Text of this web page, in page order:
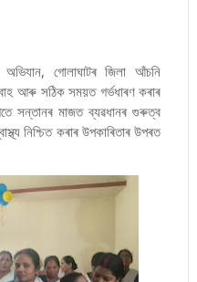
অভিযান, গোলাঘাটৰ জিলা আঁচনি
আৰু সঠিক সময়ত গৰ্ভধাৰণ কৰাৰ
সন্তানৰ মাজত ব্যৱধানৰ গুৰুত্ব
নিশ্চিত কৰাৰ উপকাৰিতাৰ উপৰত